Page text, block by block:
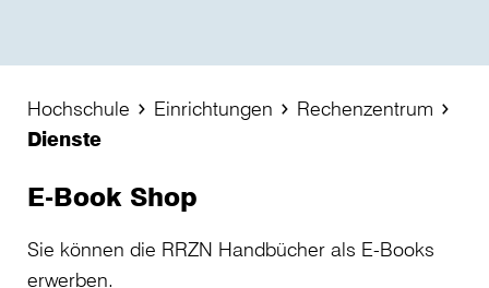
Hochschule Einrichtungen
Rechenzentrum
Dienste
E-Book Shop
Sie können die RRZN Handbücher als E-Books
erwerben.